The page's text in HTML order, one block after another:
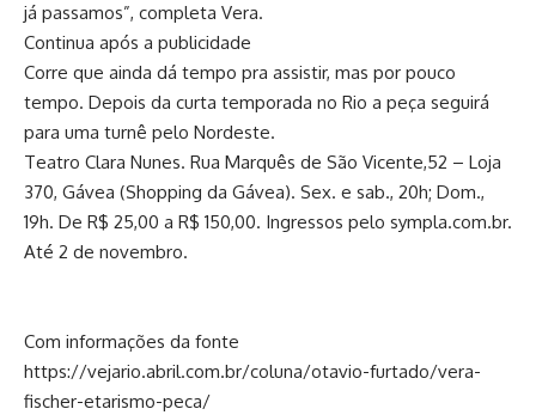
já passamos”, completa Vera.
Continua após a publicidade
Corre que ainda dá tempo pra assistir, mas por pouco
tempo. Depois da curta temporada no Rio a peça seguirá
para uma turnê pelo Nordeste.
Teatro Clara Nunes. Rua Marquês de São Vicente,52 – Loja
370, Gávea (Shopping da Gávea). Sex. e sab., 20h; Dom.,
19h. De R$ 25,00 a R$ 150,00. Ingressos pelo sympla.com.br.
Até 2 de novembro.
Com informações da fonte
https://vejario.abril.com.br/coluna/otavio-furtado/vera-
fischer-etarismo-peca/